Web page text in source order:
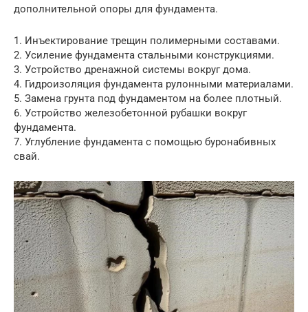
дополнительной опоры для фундамента.
1. Инъектирование трещин полимерными составами.
2. Усиление фундамента стальными конструкциями.
3. Устройство дренажной системы вокруг дома.
4. Гидроизоляция фундамента рулонными материалами.
5. Замена грунта под фундаментом на более плотный.
6. Устройство железобетонной рубашки вокруг
фундамента.
7. Углубление фундамента с помощью буронабивных
свай.